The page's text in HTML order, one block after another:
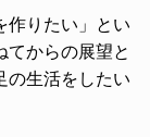
作りたい」とい
てからの展望と
の生活をしたい